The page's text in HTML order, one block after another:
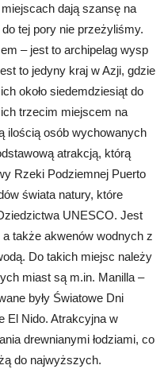
dają szansę na
tej pory nie przeżyliśmy.
– jest to archipelag wysp
to jedyny kraj w Azji, gdzie
około siedemdziesiąt do
trzecim miejscem na
ilością osób wychowanych
atrakcją, którą
Rzeki Podziemnej Puerto
świata natury, które
UNESCO. Jest
także akwenów wodnych z
Do takich miejsc należy
miast są m.in. Manilla –
były Światowe Dni
El Nido. Atrakcyjna w
drewnianymi łodziami, co
do najwyższych.